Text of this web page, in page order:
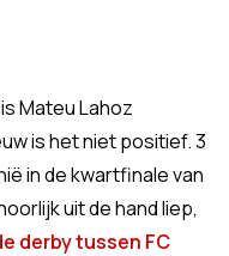
Mateu Lahoz
is het niet positief. 3
in de kwartfinale van
uit de hand liep,
derby tussen FC